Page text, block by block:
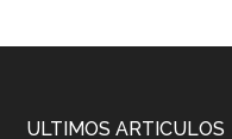
ULTIMOS ARTICULOS